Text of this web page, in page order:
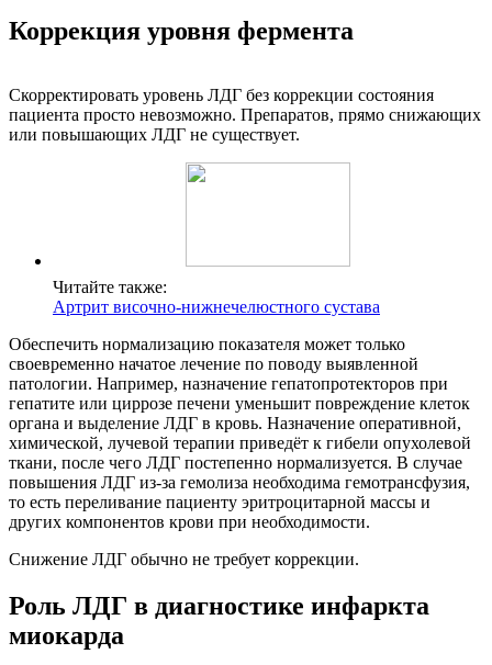
Коррекция уровня фермента
Скорректировать уровень ЛДГ без коррекции состояния
пациента просто невозможно. Препаратов, прямо снижающих
или повышающих ЛДГ не существует.
Читайте также:
Артрит височно-нижнечелюстного сустава
Обеспечить нормализацию показателя может только
своевременно начатое лечение по поводу выявленной
патологии. Например, назначение гепатопротекторов при
гепатите или циррозе печени уменьшит повреждение клеток
органа и выделение ЛДГ в кровь. Назначение оперативной,
химической, лучевой терапии приведёт к гибели опухолевой
ткани, после чего ЛДГ постепенно нормализуется. В случае
повышения ЛДГ из-за гемолиза необходима гемотрансфузия,
то есть переливание пациенту эритроцитарной массы и
других компонентов крови при необходимости.
Снижение ЛДГ обычно не требует коррекции.
Роль ЛДГ в диагностике инфаркта
миокарда